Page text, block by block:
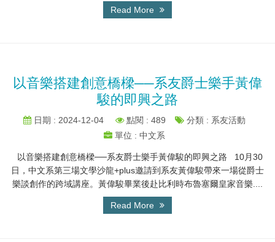
Read More
以音樂搭建創意橋樑──系友爵士樂手黃偉
駿的即興之路
日期 : 2024-12-04 點閱 : 489
分類 : 系友活動
單位 : 中文系
以音樂搭建創意橋樑──系友爵士樂手黃偉駿的即興之路 10月30
日，中文系第三場文學沙龍+plus邀請到系友黃偉駿帶來一場從爵士
樂談創作的跨域講座。黃偉駿畢業後赴比利時布魯塞爾皇家音樂....
Read More